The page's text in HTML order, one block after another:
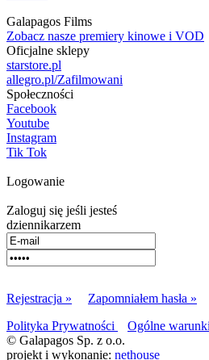
Galapagos Films
Zobacz nasze premiery kinowe i VOD
Oficjalne sklepy
starstore.pl
allegro.pl/Zafilmowani
Społeczności
Facebook
Youtube
Instagram
Tik Tok
Logowanie
Zaloguj się jeśli jesteś
dziennikarzem
Rejestracja »
Zapomniałem hasła »
Polityka Prywatności
Ogólne
© Galapagos Sp. z o.o.
projekt i wykonanie: nethouse